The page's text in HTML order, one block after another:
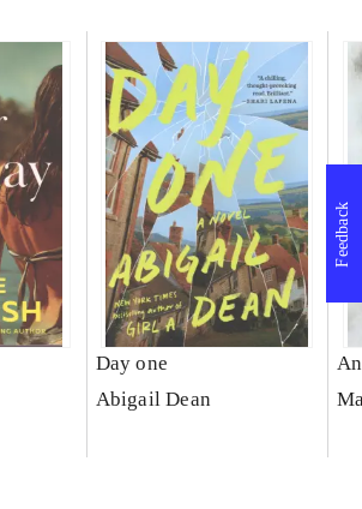
Day one
Abigail Dean
Feedback